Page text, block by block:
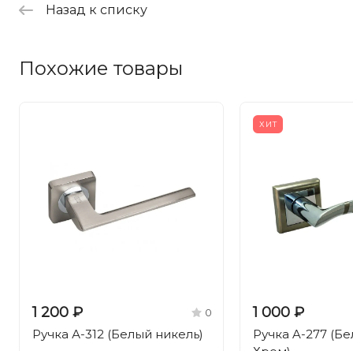
Назад к списку
Похожие товары
1 200 ₽ 0
Ручка А-312 (Белый никель)
ХИТ
1 000 ₽
Ручка A-277